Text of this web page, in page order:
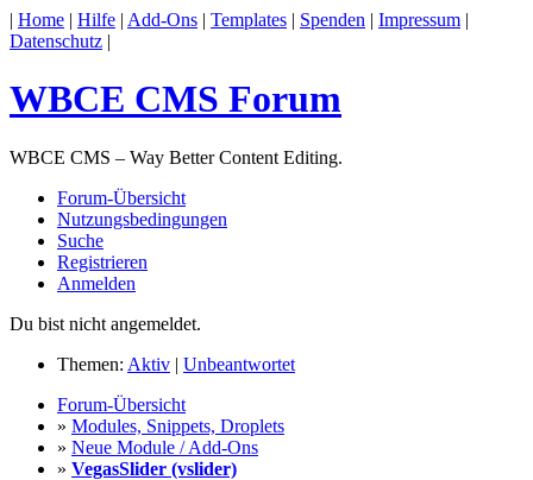
| Home | Hilfe | Add-Ons | Templates | Spenden | Impressum |
Datenschutz |
WBCE CMS Forum
WBCE CMS – Way Better Content Editing.
Forum-Übersicht
Nutzungsbedingungen
Suche
Registrieren
Anmelden
Du bist nicht angemeldet.
Themen: Aktiv | Unbeantwortet
Forum-Übersicht
» Modules, Snippets, Droplets
» Neue Module / Add-Ons
» VegasSlider (vslider)